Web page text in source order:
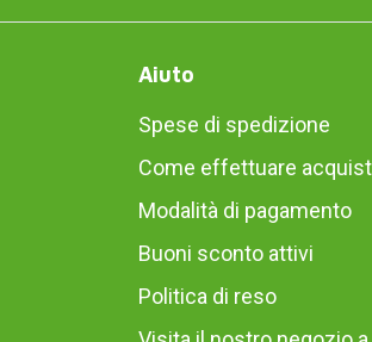
Aiuto
Spese di spedizione
Come effettuare
Modalità di pagamento
Buoni sconto attivi
Politica di reso